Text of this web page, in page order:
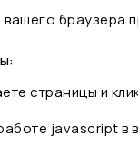
вашего браузера
страницы и
javascript в